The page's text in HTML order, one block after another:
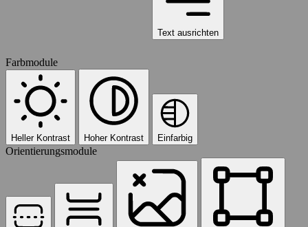
Text ausrichten
Farbmodule
Heller Kontrast Hoher Kontrast Einfarbig
Orientierungsmodule